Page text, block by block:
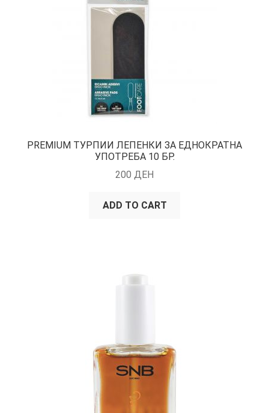
PREMIUM ТУРПИИ ЛЕПЕНКИ ЗА ЕДНОКРАТНА
УПОТРЕБА 10 БР.
200 ДЕН
ADD TO CART